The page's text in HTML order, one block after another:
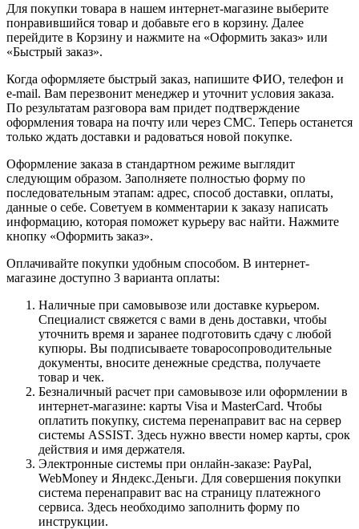
Для покупки товара в нашем интернет-магазине выберите
понравившийся товар и добавьте его в корзину. Далее
перейдите в Корзину и нажмите на «Оформить заказ» или
«Быстрый заказ».
Когда оформляете быстрый заказ, напишите ФИО, телефон и
e-mail. Вам перезвонит менеджер и уточнит условия заказа.
По результатам разговора вам придет подтверждение
оформления товара на почту или через СМС. Теперь останется
только ждать доставки и радоваться новой покупке.
Оформление заказа в стандартном режиме выглядит
следующим образом. Заполняете полностью форму по
последовательным этапам: адрес, способ доставки, оплаты,
данные о себе. Советуем в комментарии к заказу написать
информацию, которая поможет курьеру вас найти. Нажмите
кнопку «Оформить заказ».
Оплачивайте покупки удобным способом. В интернет-
магазине доступно 3 варианта оплаты:
Наличные при самовывозе или доставке курьером.
Специалист свяжется с вами в день доставки, чтобы
уточнить время и заранее подготовить сдачу с любой
купюры. Вы подписываете товаросопроводительные
документы, вносите денежные средства, получаете
товар и чек.
Безналичный расчет при самовывозе или оформлении в
интернет-магазине: карты Visa и MasterCard. Чтобы
оплатить покупку, система перенаправит вас на сервер
системы ASSIST. Здесь нужно ввести номер карты, срок
действия и имя держателя.
Электронные системы при онлайн-заказе: PayPal,
WebMoney и Яндекс.Деньги. Для совершения покупки
система перенаправит вас на страницу платежного
сервиса. Здесь необходимо заполнить форму по
инструкции.